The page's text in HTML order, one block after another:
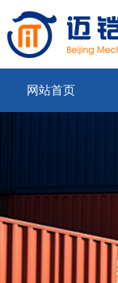
网站首页